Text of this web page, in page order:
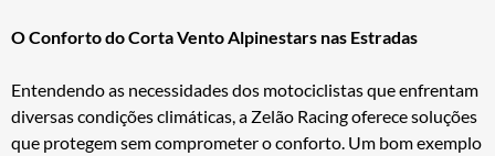
O Conforto do Corta Vento Alpinestars nas Estradas
Entendendo as necessidades dos motociclistas que enfrentam
diversas condições climáticas, a Zelão Racing oferece soluções
que protegem sem comprometer o conforto. Um bom exemplo